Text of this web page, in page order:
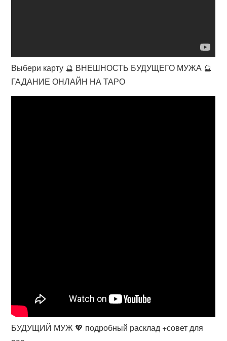
Выбери карту 🔮 ВНЕШНОСТЬ БУДУЩЕГО МУЖА 🔮
ГАДАНИЕ ОНЛАЙН НА ТАРО
БУДУЩИЙ МУЖ 💖 подробный расклад +совет для